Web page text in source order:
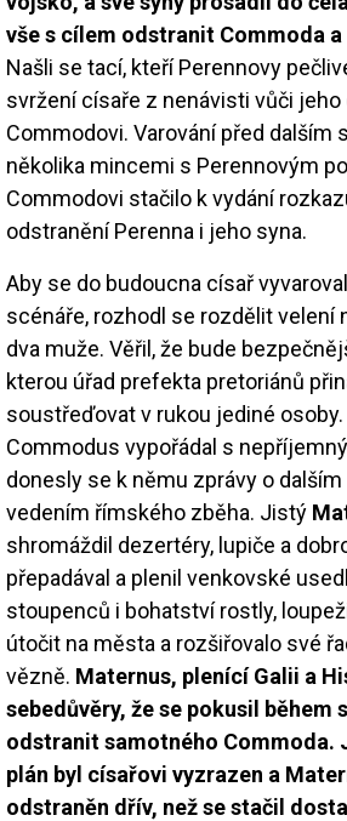
vše s cílem odstranit Commoda
Našli se tací, kteří Perennovy
svržení císaře z nenávisti vůči
Commodovi. Varování před dalším
několika mincemi s Perennovým
Commodovi stačilo k vydání
odstranění Perenna i jeho syna.
Aby se do budoucna císař
scénáře, rozhodl se rozdělit velení
dva muže. Věřil, že bude
kterou úřad prefekta pretoriánů
soustřeďovat v rukou jediné osoby.
Commodus vypořádal s
donesly se k němu zprávy o
vedením římského zběha. Jistý
shromáždil dezertéry, lupiče a
přepadával a plenil venkovské
stoupenců i bohatství rostly,
útočit na města a rozšiřovalo své
vězně. Maternus, plenící Galii a
sebedůvěry, že se pokusil během
odstranit samotného Commoda.
plán byl císařovi vyzrazen a
odstraněn dřív, než se stačil